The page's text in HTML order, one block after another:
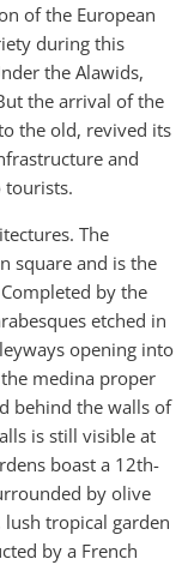
of the European
during this
the Alawids,
the arrival of the
the old, revived its
and
tourists.
The
square and is the
by the
etched in
opening into
medina proper
behind the walls of
is still visible at
boast a 12th-
by olive
lush tropical garden
by a French